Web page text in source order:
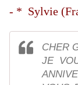
- * Sylvie
CHER
JE